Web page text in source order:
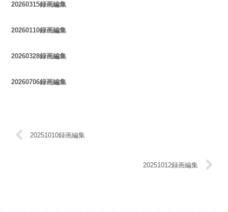
20260315録画編集
20260110録画編集
20260328録画編集
20260706録画編集
20251010録画編集
20251012録画編集